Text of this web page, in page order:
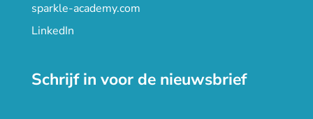
sparkle-academy.com
LinkedIn
Schrijf in voor de nieuwsbrief